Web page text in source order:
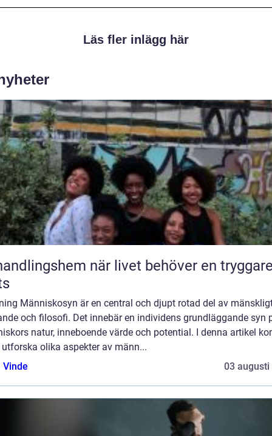
Läs fler inlägg här
när livet behöver en tryggare
Människosyn är en central och djupt rotad del av
och filosofi. Det innebär en individens grundläggande syn
natur, inneboende värde och potential. I denna artikel
olika aspekter av männ...
Vinde
03 augusti